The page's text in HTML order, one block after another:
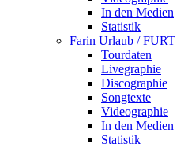
In den Medien
Statistik
Farin Urlaub / FURT
Tourdaten
Livegraphie
Discographie
Songtexte
Videographie
In den Medien
Statistik